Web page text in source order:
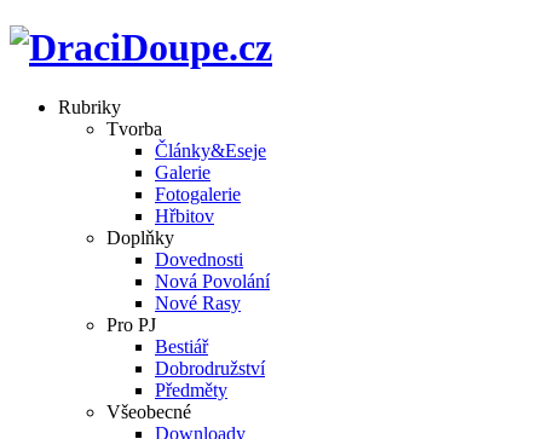
Rubriky
Tvorba
Články&Eseje
Galerie
Fotogalerie
Hřbitov
Doplňky
Dovednosti
Nová Povolání
Nové Rasy
Pro PJ
Bestiář
Dobrodružství
Předměty
Všeobecné
Downloady